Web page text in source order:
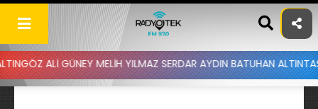
Skip
content
MELİH YILMAZ SERDAR AYDIN BATUHAN ALTINTAŞ UYGAR